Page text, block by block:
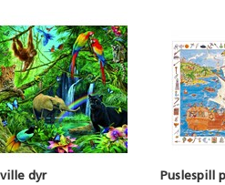
dyr Puslespill